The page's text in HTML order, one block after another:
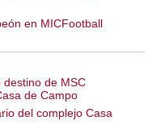
en MICFootball
destino de MSC
de Campo
del complejo Casa